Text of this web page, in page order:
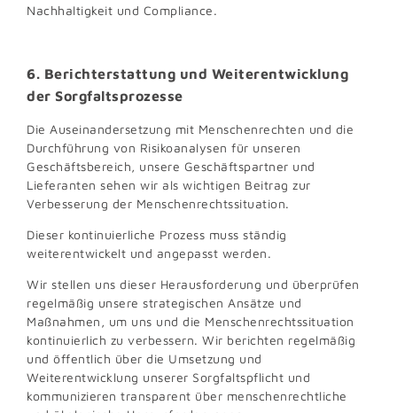
Nachhaltigkeit und Compliance.
6. Berichterstattung und Weiterentwicklung
der Sorgfaltsprozesse
Die Auseinandersetzung mit Menschenrechten und die
Durchführung von Risikoanalysen für unseren
Geschäftsbereich, unsere Geschäftspartner und
Lieferanten sehen wir als wichtigen Beitrag zur
Verbesserung der Menschenrechtssituation.
Dieser kontinuierliche Prozess muss ständig
weiterentwickelt und angepasst werden.
Wir stellen uns dieser Herausforderung und überprüfen
regelmäßig unsere strategischen Ansätze und
Maßnahmen, um uns und die Menschenrechtssituation
kontinuierlich zu verbessern. Wir berichten regelmäßig
und öffentlich über die Umsetzung und
Weiterentwicklung unserer Sorgfaltspflicht und
kommunizieren transparent über menschenrechtliche